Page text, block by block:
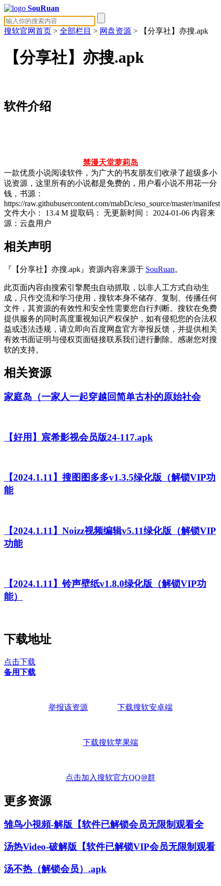
SouRuan
搜软官网首页 > 全部栏目 > 网盘资源 > 【分享社】亦搜.apk
【分享社】亦搜.apk
软件介绍
禁漫天堂萝莉岛
一款优质小说阅读软件，为广大的书友朋友们收录了超级多小
说资源，这里所有的小说都是免费的，用户看小说不用花一分
钱，书源：
https://raw.githubusercontent.com/mabDc/eso_source/master/manifest
文件大小：
13.4 M 提取码： 无更新时间： 2024-01-06 内容来
源：云盘用户
相关声明
『【分享社】亦搜.apk』资源内容来源于 SouRuan。
此页面内容由搜索引擎爬虫自动抓取，以非人工方式自动生
成，只作交流和学习使用，搜软本身不储存、复制、传播任何
文件，其资源的有效性和安全性需要您自行判断。搜软在免费
提供服务的同时高度重视知识产权保护，如有侵犯您的合法权
益或违法违规，请立即向百度网盘官方举报反馈，并提供相关
有效书面证明与侵权页面链接联系我们进行删除。感谢您对搜
软的支持。
相关资源
家庭岛（一家人一起穿越回简单古朴的原始社会
【好用】宸希影视会员版24-117.apk
【2024.1.11】搜图图多多v1.3.5绿化版（解锁VIP功
能
【2024.1.11】Noizz视频编辑v5.11绿化版（解锁VIP
功能
【2024.1.11】铃声壁纸v1.8.0绿化版（解锁VIP功
能）
下载地址
点击下载
备用下载
举报该资源 下载搜软安卓端
下载搜软苹果端
点击加入搜软官方QQ⑩群
更多资源
雏鸟小視頻-解版【软件已解锁会员无限制观看全
汤热Video-破解版【软件已解锁VIP会员无限制观看
汤不热（解锁会员）.apk